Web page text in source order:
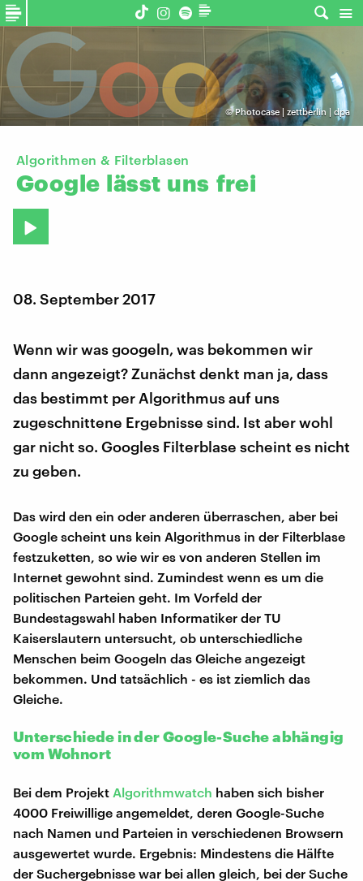
©Photocase | zettberlin | dpa
Algorithmen & Filterblasen
Google lässt uns frei
08. September 2017
Wenn wir was googeln, was bekommen wir
dann angezeigt? Zunächst denkt man ja, dass
das bestimmt per Algorithmus auf uns
zugeschnittene Ergebnisse sind. Ist aber wohl
gar nicht so. Googles Filterblase scheint es nicht
zu geben.
Das wird den ein oder anderen überraschen, aber bei
Google scheint uns kein Algorithmus in der Filterblase
festzuketten, so wie wir es von anderen Stellen im
Internet gewohnt sind. Zumindest wenn es um die
politischen Parteien geht. Im Vorfeld der
Bundestagswahl haben Informatiker der TU
Kaiserslautern untersucht, ob unterschiedliche
Menschen beim Googeln das Gleiche angezeigt
bekommen. Und tatsächlich - es ist ziemlich das
Gleiche.
Unterschiede in der Google-Suche abhängig
vom Wohnort
Bei dem Projekt Algorithmwatch haben sich bisher
4000 Freiwillige angemeldet, deren Google-Suche
nach Namen und Parteien in verschiedenen Browsern
ausgewertet wurde. Ergebnis: Mindestens die Hälfte
der Suchergebnisse war bei allen gleich, bei der Suche